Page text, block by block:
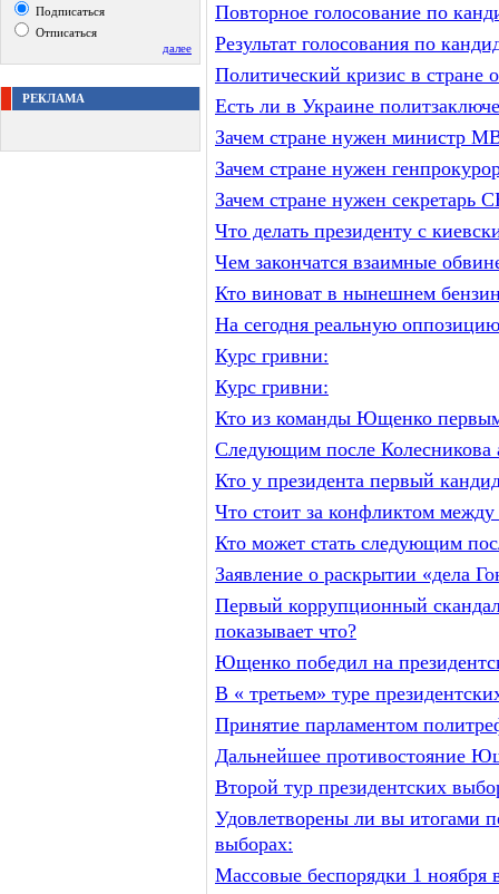
Подписаться
Отписаться
далее
РЕКЛАМА
Повторное голосование по
Результат голосования по
Политический кризис в стране
Есть ли в Украине
Зачем стране нужен министр
Зачем стране нужен
Зачем стране нужен секретарь
Что делать президенту с
Чем закончатся взаимные
Кто виноват в нынешнем
На сегодня реальную
Курс гривни:
Курс гривни:
Кто из команды Ющенко первым
Следующим после Колесникова
Кто у президента первый
Что стоит за конфликтом
Кто может стать следующим
Заявление о раскрытии «дела
Первый коррупционный
показывает что?
Ющенко победил на
В « третьем» туре
Принятие парламентом
Дальнейшее противостояние
Второй тур президентских
Удовлетворены ли вы итогами
выборах:
Массовые беспорядки 1 ноября